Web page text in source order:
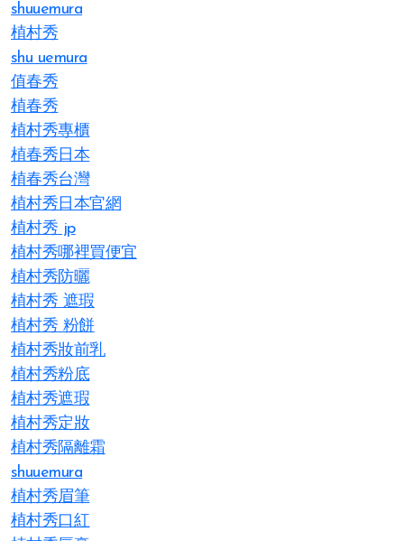
shuuemura
植村秀
shu uemura
值春秀
植春秀
植村秀專櫃
植春秀日本
植春秀台灣
植村秀日本官網
植村秀 jp
植村秀哪裡買便宜
植村秀防曬
植村秀 遮瑕
植村秀 粉餅
植村秀妝前乳
植村秀粉底
植村秀遮瑕
植村秀定妝
植村秀隔離霜
shuuemura
植村秀眉筆
植村秀口紅